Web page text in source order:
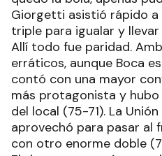
Giorgetti asistió rápido a
triple para igualar y
Allí todo fue paridad.
erráticos, aunque Boca
contó con una mayor
más protagonista y
del local (75-71). La
aprovechó para pasar al
con otro enorme doble